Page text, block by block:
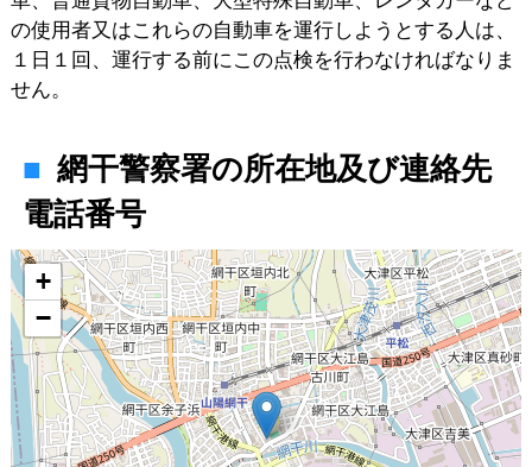
の使用者又はこれらの自動車を運行しようとする人は、
１日１回、運行する前にこの点検を行わなければなりま
せん。
網干警察署の所在地及び連絡先
電話番号
地図
+
−